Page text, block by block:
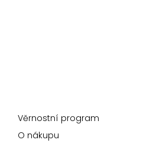
Věrnostní program
O nákupu